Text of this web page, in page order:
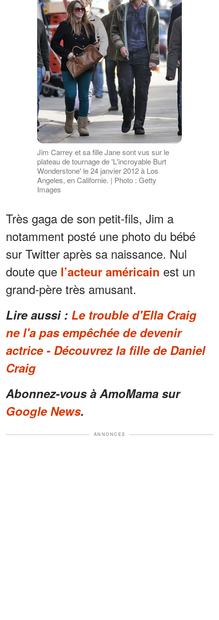
Jim Carrey et sa fille Jane sont vus sur le
plateau de tournage de 'L'incroyable Burt
Wonderstone' le 24 janvier 2012 à Los
Angeles, en Californie. | Photo : Getty
Images
Très gaga de son petit-fils, Jim a
notamment posté une photo du bébé
sur Twitter après sa naissance. Nul
doute que l’acteur américain est un
grand-père très amusant.
Lire aussi : Le trouble d'Ella Craig
ne l'a pas empêchée de devenir
actrice - Découvrez la fille de Daniel
Craig
Abonnez-vous à AmoMama sur
Google News.
ANNONCES